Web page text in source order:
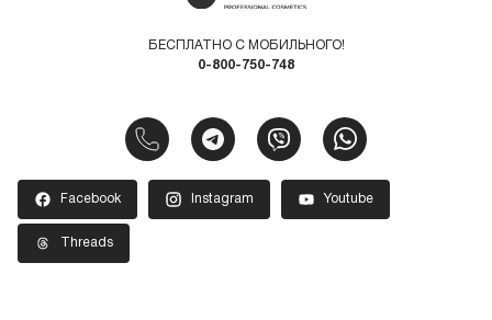
БЕСПЛАТНО С МОБИЛЬНОГО!
0-800-750-748
Facebook Instagram Youtube
Threads